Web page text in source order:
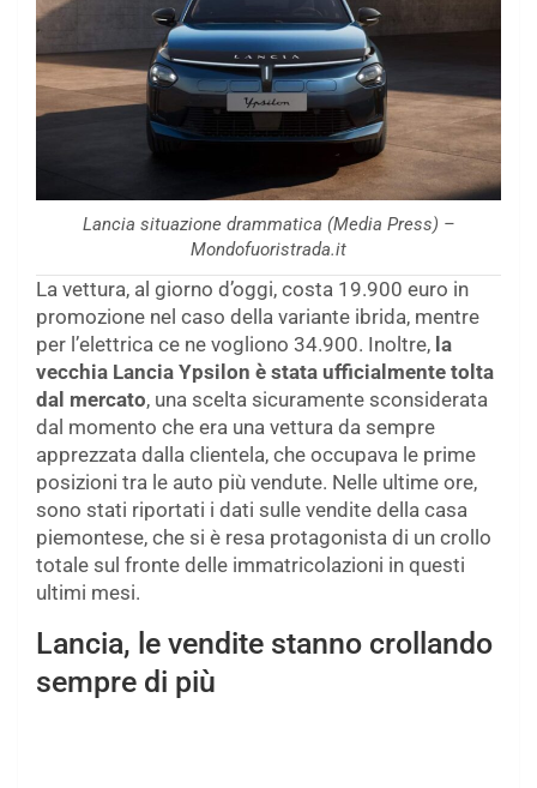
Lancia situazione drammatica (Media Press) –
Mondofuoristrada.it
La vettura, al giorno d’oggi, costa 19.900 euro in
promozione nel caso della variante ibrida, mentre
per l’elettrica ce ne vogliono 34.900. Inoltre, la
vecchia Lancia Ypsilon è stata ufficialmente tolta
dal mercato, una scelta sicuramente sconsiderata
dal momento che era una vettura da sempre
apprezzata dalla clientela, che occupava le prime
posizioni tra le auto più vendute. Nelle ultime ore,
sono stati riportati i dati sulle vendite della casa
piemontese, che si è resa protagonista di un crollo
totale sul fronte delle immatricolazioni in questi
ultimi mesi.
Lancia, le vendite stanno crollando
sempre di più